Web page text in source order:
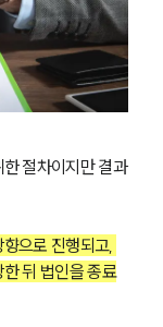
절차이지만 결과
으로 진행되고,
뒤 법인을 종료